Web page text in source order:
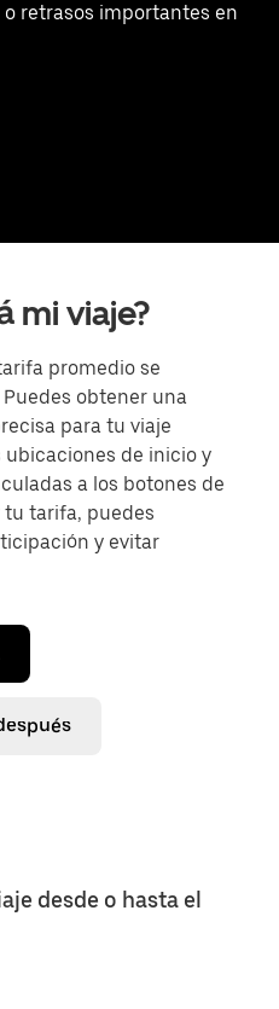
retrasos importantes en
mi viaje?
promedio se
obtener una
para tu viaje
de inicio y
a los botones de
tu tarifa, puedes
y evitar
desde o hasta el